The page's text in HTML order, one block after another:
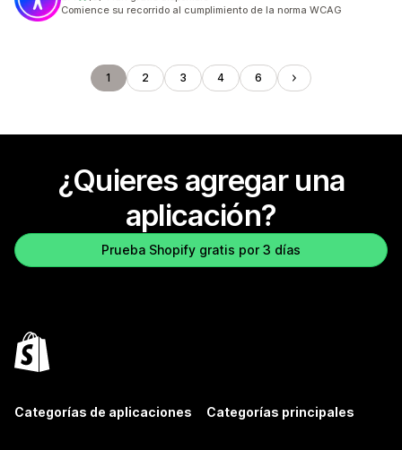
Comience su recorrido al cumplimiento de la norma WCAG
1 2 3 4 6
¿Quieres agregar una
aplicación?
Prueba Shopify gratis por 3 días
Categorías de aplicaciones Categorías principales